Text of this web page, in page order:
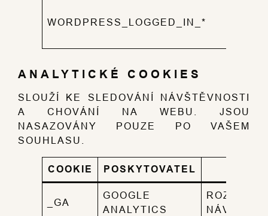
WORDPRESS_LOGGED_IN_*
ANALYTICKÉ COOKIES
SLOUŽÍ KE SLEDOVÁNÍ NÁVŠTĚVNOSTI
A CHOVÁNÍ NA WEBU. JSOU
NASAZOVÁNY POUZE PO VAŠEM
SOUHLASU.
COOKIE POSKYTOVATEL
_GA
GOOGLE
ANALYTICS
ROZLIŠENÍ